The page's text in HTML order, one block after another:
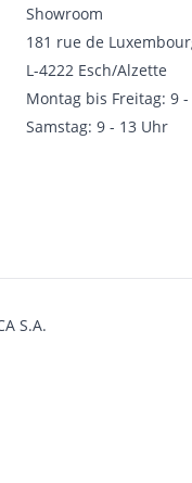
Showroom
181 rue de
L-4222 Esch/Alzette
Montag bis Freitag: 9
Samstag: 9 - 13 Uhr
S.A.